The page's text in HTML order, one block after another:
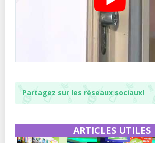
Partagez sur les réseaux sociaux!
ARTICLES UTILES